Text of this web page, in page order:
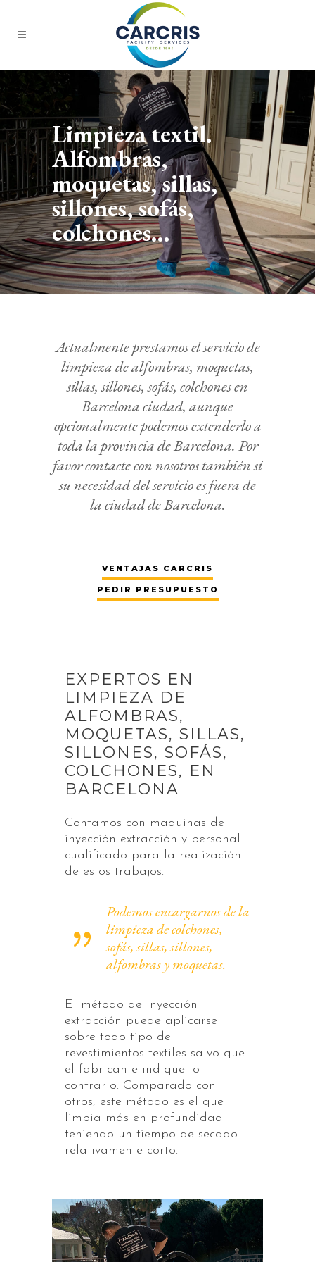
Limpieza textil.
Alfombras,
moquetas, sillas,
sillones, sofás,
colchones…
Actualmente prestamos el servicio de
limpieza de alfombras, moquetas,
sillas, sillones, sofás, colchones en
Barcelona ciudad, aunque
opcionalmente podemos extenderlo a
toda la provincia de Barcelona. Por
favor contacte con nosotros también si
su necesidad del servicio es fuera de
la ciudad de Barcelona.
VENTAJAS CARCRIS
PEDIR PRESUPUESTO
EXPERTOS EN
LIMPIEZA DE
ALFOMBRAS,
MOQUETAS, SILLAS,
SILLONES, SOFÁS,
COLCHONES, EN
BARCELONA
Contamos con maquinas de
inyección extracción y personal
cualificado para la realización
de estos trabajos.
Podemos encargarnos de la
limpieza de colchones,
sofás, sillas, sillones,
alfombras y moquetas.
El método de inyección
extracción puede aplicarse
sobre todo tipo de
revestimientos textiles salvo que
el fabricante indique lo
contrario. Comparado con
otros, este método es el que
limpia más en profundidad
teniendo un tiempo de secado
relativamente corto.